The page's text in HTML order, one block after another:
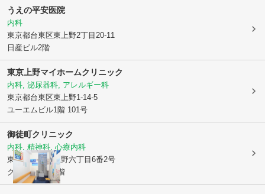
うえの平安医院
内科
東京都台東区東上野2丁目20-11
日産ビル2階
東京上野マイホームクリニック
内科, 泌尿器科, アレルギー科
東京都台東区東上野1-14-5
ユーエムビル1階 101号
御徒町クリニック
内科, 精神科, 心療内科
東京都台東区上野六丁目6番2号
クレインビル3階